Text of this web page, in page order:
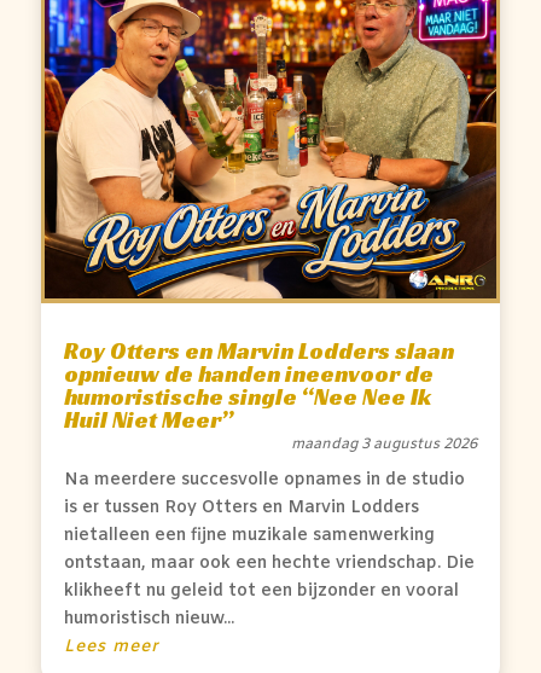
Roy Otters en Marvin Lodders slaan
opnieuw de handen ineenvoor de
humoristische single “Nee Nee Ik
Huil Niet Meer”
maandag 3 augustus 2026
Na meerdere succesvolle opnames in de studio
is er tussen Roy Otters en Marvin Lodders
nietalleen een fijne muzikale samenwerking
ontstaan, maar ook een hechte vriendschap. Die
klikheeft nu geleid tot een bijzonder en vooral
humoristisch nieuw...
Lees meer